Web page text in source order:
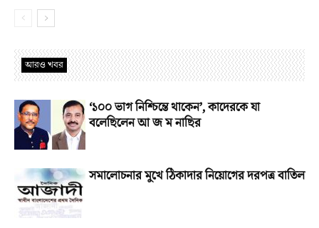
আরও খবর
‘১০০ ভাগ নিশ্চিন্তে থাকেন’, কাদেরকে যা
বলেছিলেন আ জ ম নাছির
সমালোচনার মুখে ঠিকাদার নিয়োগের দরপত্র বাতিল